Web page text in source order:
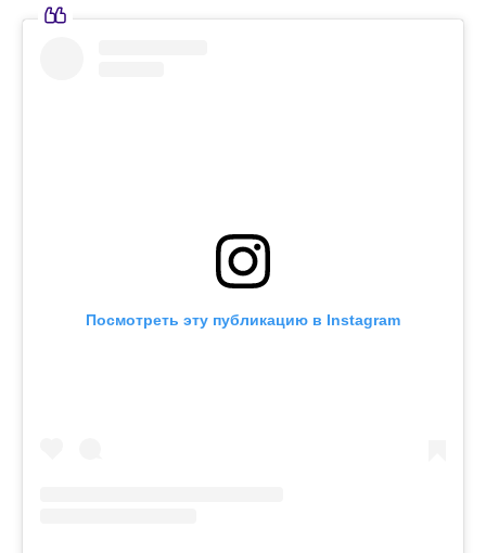
Посмотреть эту публикацию в Instagram